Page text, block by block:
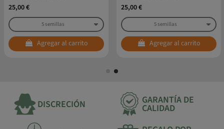
25,00 €
Agregar al carrito
25,00 €
Agregar al carrito
DISCRECIÓN GARANTÍA DE
CALIDAD